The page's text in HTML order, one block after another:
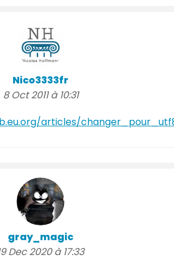
Nico3333fr
8 Oct 2011 à 10:31
articles/
gray_magic
Dec 2020 à 17:33